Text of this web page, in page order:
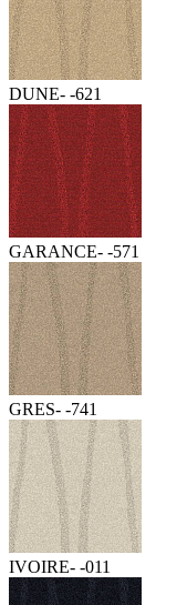
DUNE- -621
GARANCE- -571
GRES- -741
IVOIRE- -011